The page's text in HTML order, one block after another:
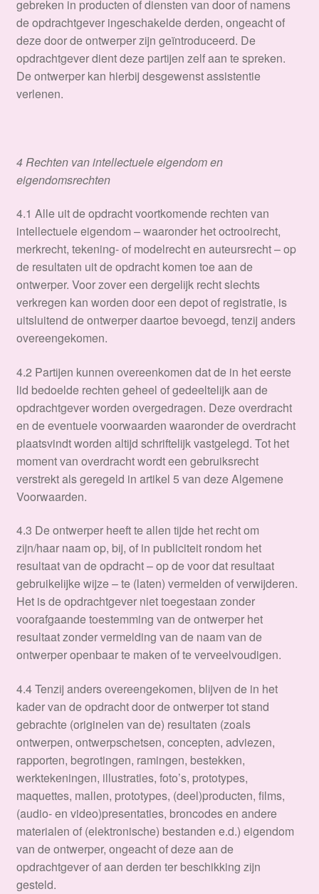
gebreken in producten of diensten van door of namens
de opdrachtgever ingeschakelde derden, ongeacht of
deze door de ontwerper zijn geïntroduceerd. De
opdrachtgever dient deze partijen zelf aan te spreken.
De ontwerper kan hierbij desgewenst assistentie
verlenen.
4 Rechten van intellectuele eigendom en
eigendomsrechten
4.1 Alle uit de opdracht voortkomende rechten van
intellectuele eigendom – waaronder het octrooirecht,
merkrecht, tekening- of modelrecht en auteursrecht – op
de resultaten uit de opdracht komen toe aan de
ontwerper. Voor zover een dergelijk recht slechts
verkregen kan worden door een depot of registratie, is
uitsluitend de ontwerper daartoe bevoegd, tenzij anders
overeengekomen.
4.2 Partijen kunnen overeenkomen dat de in het eerste
lid bedoelde rechten geheel of gedeeltelijk aan de
opdrachtgever worden overgedragen. Deze overdracht
en de eventuele voorwaarden waaronder de overdracht
plaatsvindt worden altijd schriftelijk vastgelegd. Tot het
moment van overdracht wordt een gebruiksrecht
verstrekt als geregeld in artikel 5 van deze Algemene
Voorwaarden.
4.3 De ontwerper heeft te allen tijde het recht om
zijn/haar naam op, bij, of in publiciteit rondom het
resultaat van de opdracht – op de voor dat resultaat
gebruikelijke wijze – te (laten) vermelden of verwijderen.
Het is de opdrachtgever niet toegestaan zonder
voorafgaande toestemming van de ontwerper het
resultaat zonder vermelding van de naam van de
ontwerper openbaar te maken of te verveelvoudigen.
4.4 Tenzij anders overeengekomen, blijven de in het
kader van de opdracht door de ontwerper tot stand
gebrachte (originelen van de) resultaten (zoals
ontwerpen, ontwerpschetsen, concepten, adviezen,
rapporten, begrotingen, ramingen, bestekken,
werktekeningen, illustraties, foto’s, prototypes,
maquettes, mallen, prototypes, (deel)producten, films,
(audio- en video)presentaties, broncodes en andere
materialen of (elektronische) bestanden e.d.) eigendom
van de ontwerper, ongeacht of deze aan de
opdrachtgever of aan derden ter beschikking zijn
gesteld.